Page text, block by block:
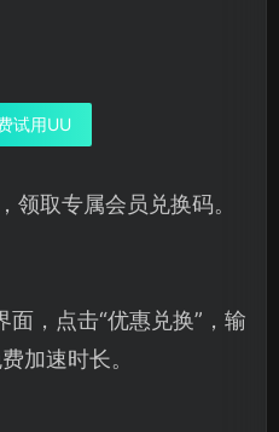
试用UU
领取专属会员兑换码。
，点击“优惠兑换”，输
加速时长。